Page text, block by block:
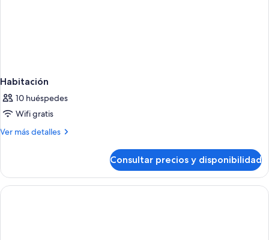
Habitación
10 huéspedes
Wifi gratis
Ver más detalles
Más
Consultar precios y disponibilidad